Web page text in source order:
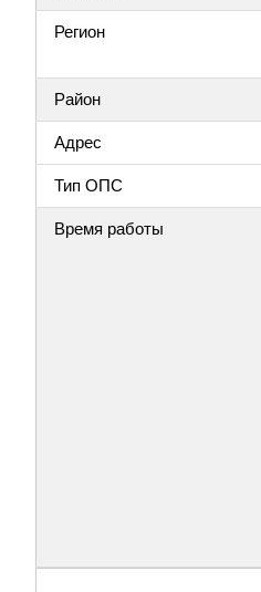
Регион
Район
Адрес
Тип ОПС
Время работы